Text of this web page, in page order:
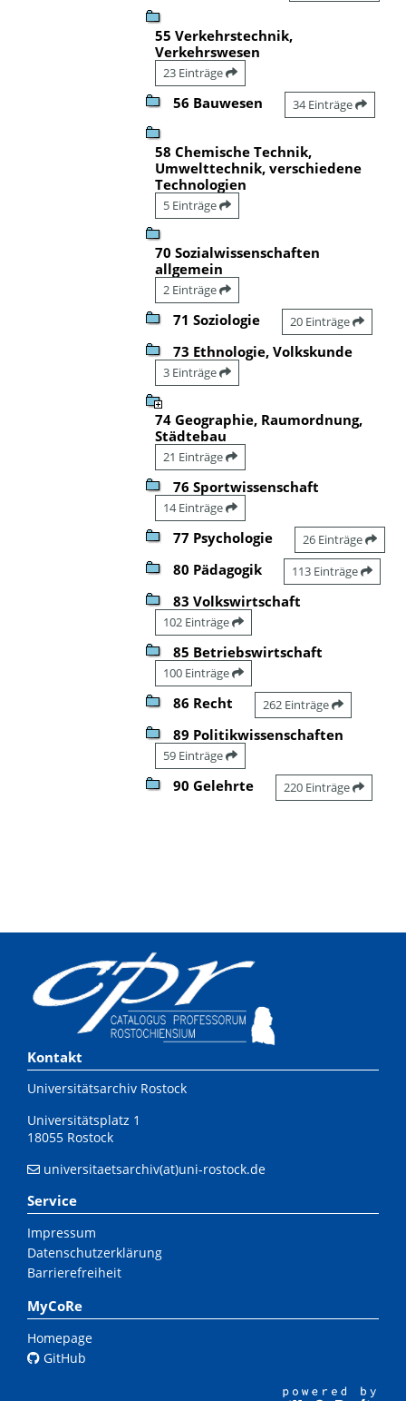
55 Verkehrstechnik,
Verkehrswesen
23 Einträge
56 Bauwesen 34 Einträge
58 Chemische Technik,
Umwelttechnik, verschiedene
Technologien
5 Einträge
70 Sozialwissenschaften
allgemein
2 Einträge
71 Soziologie 20 Einträge
73 Ethnologie, Volkskunde
3 Einträge
74 Geographie, Raumordnung,
Städtebau
21 Einträge
76 Sportwissenschaft
14 Einträge
77 Psychologie 26 Einträge
80 Pädagogik 113 Einträge
83 Volkswirtschaft
102 Einträge
85 Betriebswirtschaft
100 Einträge
86 Recht 262 Einträge
89 Politikwissenschaften
59 Einträge
90 Gelehrte 220 Einträge
Kontakt
Universitätsarchiv Rostock
Universitätsplatz 1
18055 Rostock
universitaetsarchiv(at)uni-rostock.de
Service
Impressum
Datenschutzerklärung
Barrierefreiheit
MyCoRe
Homepage
GitHub